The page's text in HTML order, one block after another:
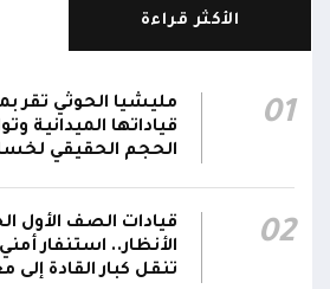
وتجهيز 11 منشأة صحية
22:01
الحوثيون يزعمون استهداف
سعودية خلال
21:45
الانتهاء وإمدادات الغاز
احتياجات كافة المحافظات
الأكثر قراءة
01
مليشيا الحوثي تقر
قياداتها الميدانية
الحجم الحقيقي
02
قيادات الصف الأول
الأنظار.. استنفار
تنقل كبار القادة إلى